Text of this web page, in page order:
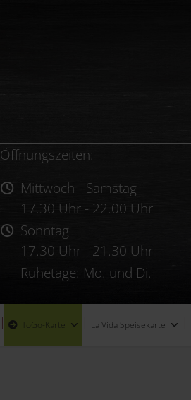
Öffnungszeiten:
Mittwoch - Samstag
17.30 Uhr - 22.00 Uhr
Sonntag
17.30 Uhr - 21.30 Uhr
Ruhetage: Mo. und Di.
ToGo-Karte La Vida Speisekarte